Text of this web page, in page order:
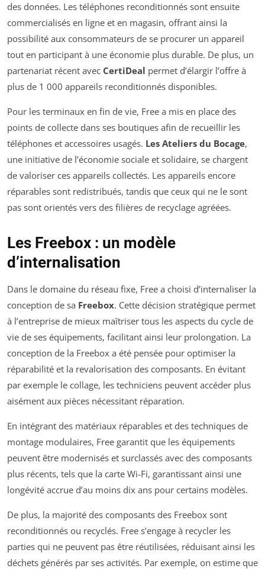
des données. Les téléphones reconditionnés sont ensuite
commercialisés en ligne et en magasin, offrant ainsi la
possibilité aux consommateurs de se procurer un appareil
tout en participant à une économie plus durable. De plus, un
partenariat récent avec CertiDeal permet d’élargir l’offre à
plus de 1 000 appareils reconditionnés disponibles.
Pour les terminaux en fin de vie, Free a mis en place des
points de collecte dans ses boutiques afin de recueillir les
téléphones et accessoires usagés. Les Ateliers du Bocage,
une initiative de l’économie sociale et solidaire, se chargent
de valoriser ces appareils collectés. Les appareils encore
réparables sont redistribués, tandis que ceux qui ne le sont
pas sont orientés vers des filières de recyclage agréées.
Les Freebox : un modèle
d’internalisation
Dans le domaine du réseau fixe, Free a choisi d’internaliser la
conception de sa Freebox. Cette décision stratégique permet
à l’entreprise de mieux maîtriser tous les aspects du cycle de
vie de ses équipements, facilitant ainsi leur prolongation. La
conception de la Freebox a été pensée pour optimiser la
réparabilité et la revalorisation des composants. En évitant
par exemple le collage, les techniciens peuvent accéder plus
aisément aux pièces nécessitant réparation.
En intégrant des matériaux réparables et des techniques de
montage modulaires, Free garantit que les équipements
peuvent être modernisés et surclassés avec des composants
plus récents, tels que la carte Wi-Fi, garantissant ainsi une
longévité accrue d’au moins dix ans pour certains modèles.
De plus, la majorité des composants des Freebox sont
reconditionnés ou recyclés. Free s’engage à recycler les
parties qui ne peuvent pas être réutilisées, réduisant ainsi les
déchets générés par ses activités. Par exemple, on estime que